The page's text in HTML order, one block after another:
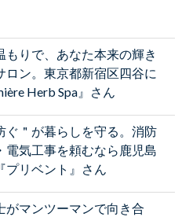
もりで、あなた本来の輝き
ロン。東京都新宿区四谷に
Herb Spa』さん
ぐ＂が暮らしを守る。消防
電気工事を頼むなら鹿児島
プリベント』さん
がマンツーマンで向き合